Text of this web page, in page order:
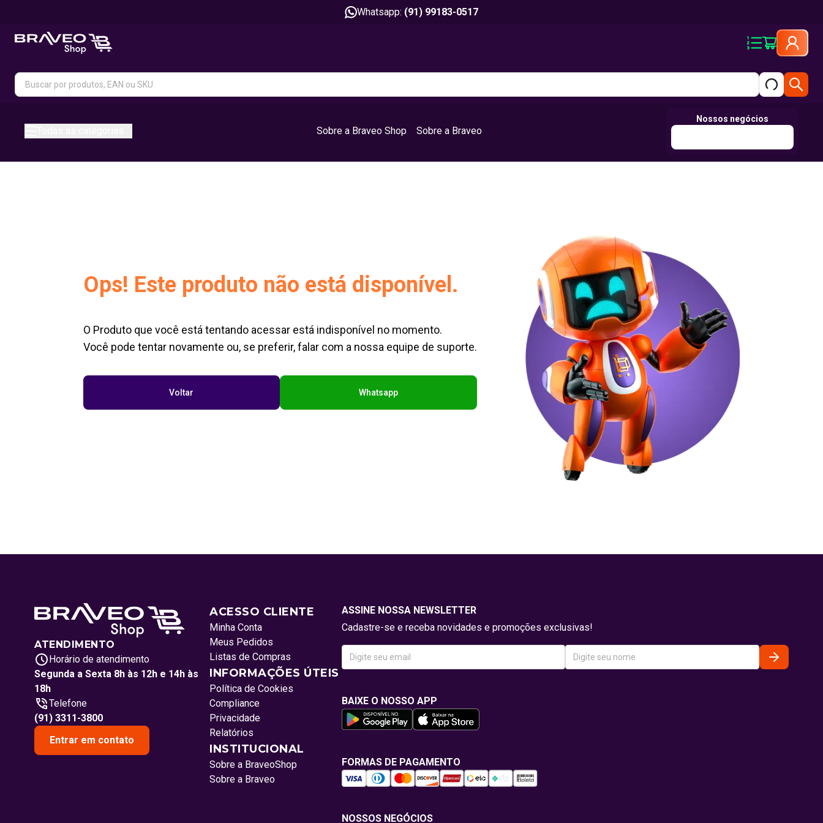
Whatsapp: (91) 99183-0517
Sobre a Braveo Shop Sobre a Braveo
Nossos negócios
Ops! Este produto não está disponível.
O Produto que você está tentando acessar está indisponível no momento.
Você pode tentar novamente ou, se preferir, falar com a nossa equipe de suporte.
Voltar Whatsapp
ATENDIMENTO
Horário de atendimento
Segunda a Sexta 8h às 12h e 14h às
18h
Telefone
(91) 3311-3800
Entrar em contato
ACESSO CLIENTE
Minha Conta
Meus Pedidos
Listas de Compras
INFORMAÇÕES ÚTEIS
Política de Cookies
Compliance
Privacidade
Relatórios
INSTITUCIONAL
Sobre a BraveoShop
Sobre a Braveo
ASSINE NOSSA NEWSLETTER
Cadastre-se e receba novidades e promoções exclusivas!
BAIXE O NOSSO APP
FORMAS DE PAGAMENTO
NOSSOS NEGÓCIOS